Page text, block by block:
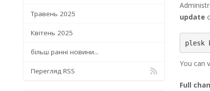
Травень 2025
Квітень 2025
більш ранні новини...
Перегляд RSS
update
plesk
You can
Full